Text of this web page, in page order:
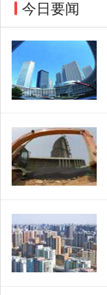
今日要闻